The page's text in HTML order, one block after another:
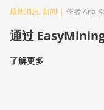
最新消息, 新闻 | 作者 Ana
通过
了解更多